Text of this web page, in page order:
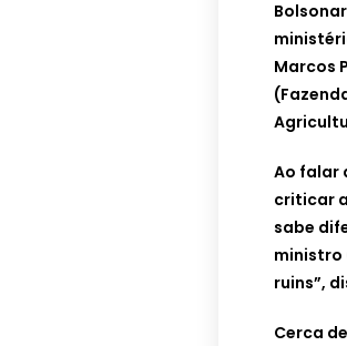
Marcos
Ao falar
criticar
sabe
ministro
ruins”,
Cerca